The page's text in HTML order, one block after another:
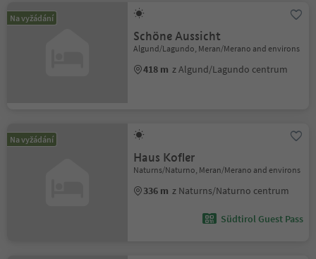
Na vyžádání
Schöne Aussicht
Algund/Lagundo, Meran/Merano and environs
418 m z Algund/Lagundo centrum
Na vyžádání
Haus Kofler
Naturns/Naturno, Meran/Merano and environs
336 m z Naturns/Naturno centrum
Südtirol Guest Pass